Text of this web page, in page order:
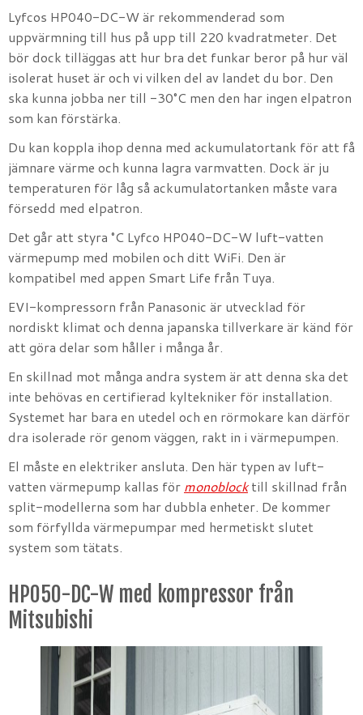
Lyfcos HP040-DC-W är rekommenderad som
uppvärmning till hus på upp till 220 kvadratmeter. Det
bör dock tilläggas att hur bra det funkar beror på hur väl
isolerat huset är och vi vilken del av landet du bor. Den
ska kunna jobba ner till -30°C men den har ingen elpatron
som kan förstärka.
Du kan koppla ihop denna med ackumulatortank för att få
jämnare värme och kunna lagra varmvatten. Dock är ju
temperaturen för låg så ackumulatortanken måste vara
försedd med elpatron.
Det går att styra °C Lyfco HP040-DC-W luft-vatten
värmepump med mobilen och ditt WiFi. Den är
kompatibel med appen Smart Life från Tuya.
EVI-kompressorn från Panasonic är utvecklad för
nordiskt klimat och denna japanska tillverkare är känd för
att göra delar som håller i många år.
En skillnad mot många andra system är att denna ska det
inte behövas en certifierad kyltekniker för installation.
Systemet har bara en utedel och en rörmokare kan därför
dra isolerade rör genom väggen, rakt in i värmepumpen.
El måste en elektriker ansluta. Den här typen av luft-
vatten värmepump kallas för monoblocktill skillnad från
split-modellerna som har dubbla enheter. De kommer
som förfyllda värmepumpar med hermetiskt slutet
system som tätats.
HP050-DC-W med kompressor från
Mitsubishi